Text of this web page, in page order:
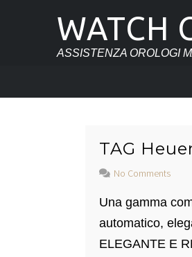
WATCH
ASSISTENZA OROLOGI
TAG
No Comments
Una gamma
automatico,
ELEGANTE E